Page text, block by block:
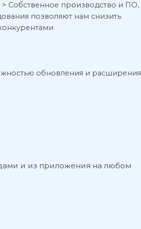
Собственное производство и ПО,
позволяют нам снизить
обновления и расширения
и из приложения на любом